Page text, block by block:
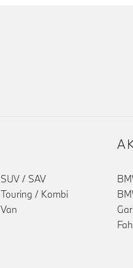
SUV / SAV
Touring / Kombi
Van